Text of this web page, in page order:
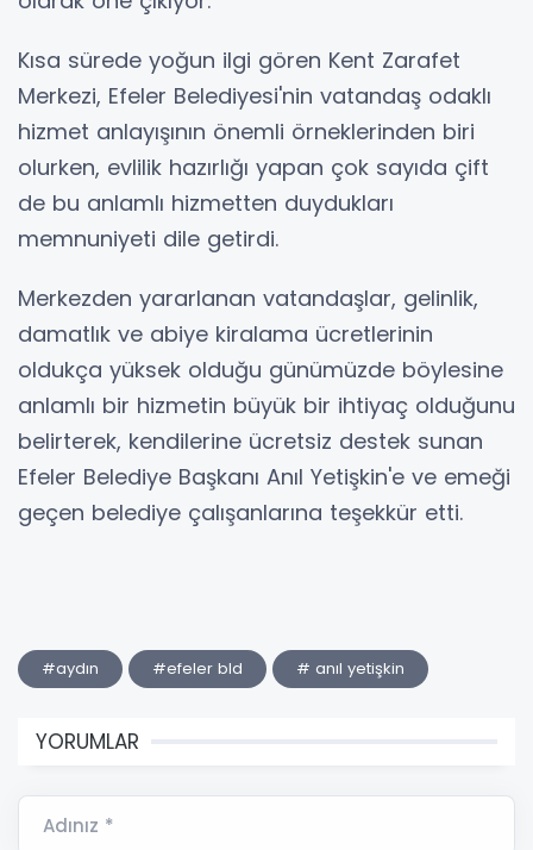
Kısa sürede yoğun ilgi gören Kent Zarafet
Merkezi, Efeler Belediyesi'nin vatandaş odaklı
hizmet anlayışının önemli örneklerinden biri
olurken, evlilik hazırlığı yapan çok sayıda çift
de bu anlamlı hizmetten duydukları
memnuniyeti dile getirdi.
Merkezden yararlanan vatandaşlar, gelinlik,
damatlık ve abiye kiralama ücretlerinin
oldukça yüksek olduğu günümüzde böylesine
anlamlı bir hizmetin büyük bir ihtiyaç olduğunu
belirterek, kendilerine ücretsiz destek sunan
Efeler Belediye Başkanı Anıl Yetişkin'e ve emeği
geçen belediye çalışanlarına teşekkür etti.
#aydın #efeler bld # anıl yetişkin
YORUMLAR
Adınız *